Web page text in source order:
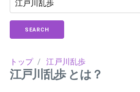
SEARCH
トップ/江戸川乱歩
江戸川乱歩 とは？